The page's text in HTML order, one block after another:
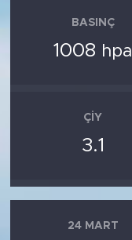
BASINÇ
1008 hpa
ÇIY
3.1
24 MART